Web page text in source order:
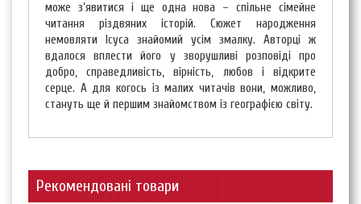
може з’явитися і ще одна нова – спільне сімейне
читання різдвяних історій. Сюжет народження
немовляти Ісуса знайомий усім змалку. Авторці ж
вдалося вплести його у зворушливі розповіді про
добро, справедливість, вірність, любов і відкрите
серце. А для когось із малих читачів вони, можливо,
стануть ще й першим знайомством із географією світу.
Рекомендовані товари